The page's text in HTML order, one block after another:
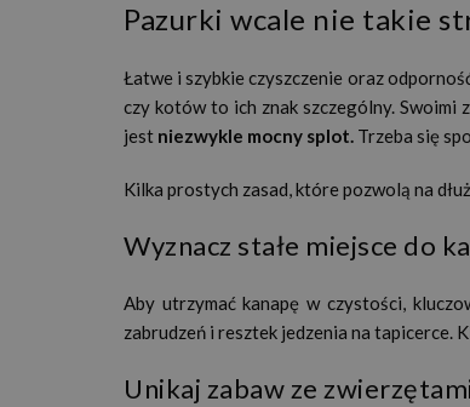
Pazurki wcale nie takie
Łatwe i szybkie czyszczenie oraz
czy kotów to ich znak szczególny. Swoimi
jest niezwykle mocny splot. Trzeba się
Kilka prostych zasad, które pozwolą na
Wyznacz stałe miejsce do
Aby utrzymać kanapę w czystości,
zabrudzeń i resztek jedzenia na tapicerce.
Unikaj zabaw ze